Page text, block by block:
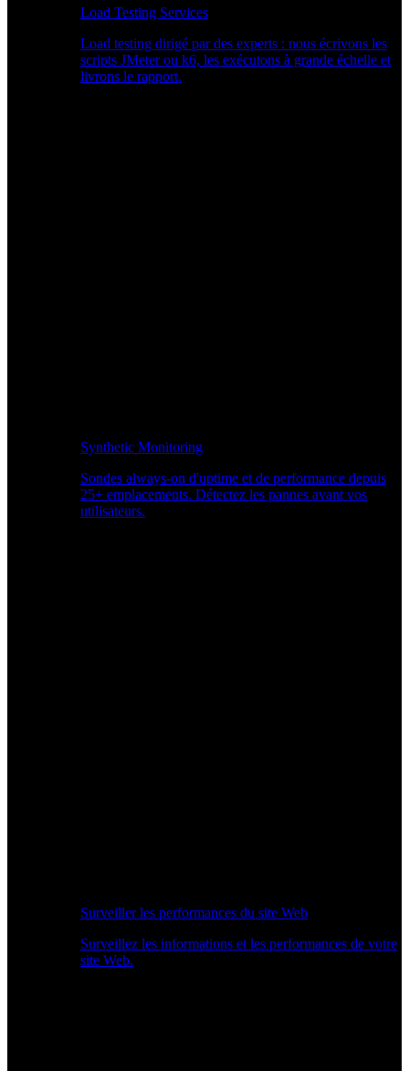
Load Testing Services
Load testing dirigé par des experts : nous écrivons les
scripts JMeter ou k6, les exécutons à grande échelle et
livrons le rapport.
Synthetic Monitoring
Sondes always-on d'uptime et de performance depuis
25+ emplacements. Détectez les pannes avant vos
utilisateurs.
Surveiller les performances du site Web
Surveillez les informations et les performances de votre
site Web.